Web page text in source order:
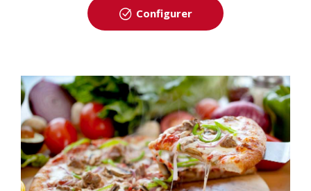
Configurer